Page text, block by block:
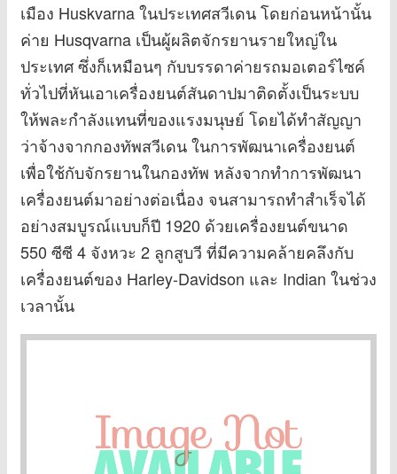
เมือง Huskvarna ในประเทศสวีเดน โดยก่อนหน้านั้น
ค่าย Husqvarna เป็นผู้ผลิตจักรยานรายใหญ่ใน
ประเทศ ซึ่งก็เหมือนๆ กับบรรดาค่ายรถมอเตอร์ไซค์
ทั่วไปที่หันเอาเครื่องยนต์สันดาปมาติดตั้งเป็นระบบ
ให้พละกำลังแทนที่ของแรงมนุษย์ โดยได้ทำสัญญา
ว่าจ้างจากกองทัพสวีเดน ในการพัฒนาเครื่องยนต์
เพื่อใช้กับจักรยานในกองทัพ หลังจากทำการพัฒนา
เครื่องยนต์มาอย่างต่อเนื่อง จนสามารถทำสำเร็จได้
อย่างสมบูรณ์แบบก็ปี 1920 ด้วยเครื่องยนต์ขนาด
550 ซีซี 4 จังหวะ 2 ลูกสูบวี ที่มีความคล้ายคลึงกับ
เครื่องยนต์ของ Harley-Davidson และ Indian ในช่วง
เวลานั้น